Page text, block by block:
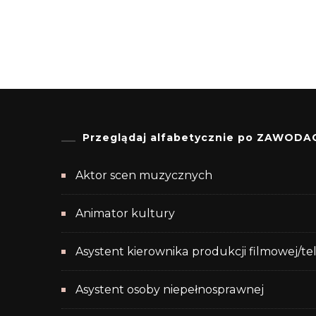
Przeglądaj alfabetycznie po
Aktor scen muzycznych
Animator kultury
Asystent kierownika produkcji filmowej/
Asystent osoby niepełnosprawnej